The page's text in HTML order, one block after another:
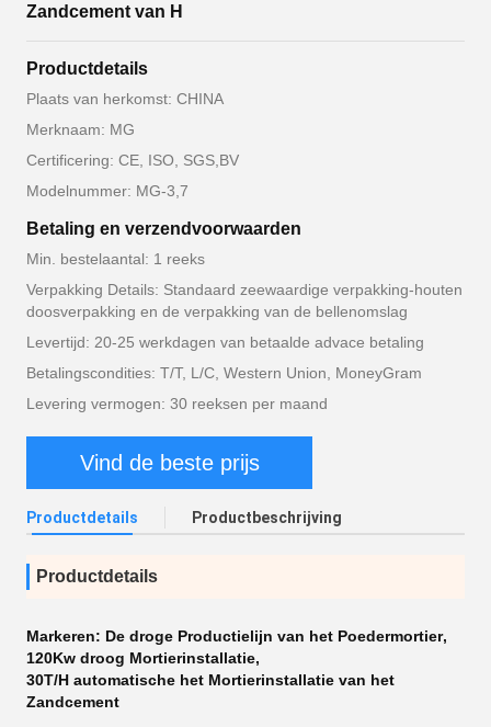
Zandcement van H
Productdetails
Plaats van herkomst: CHINA
Merknaam: MG
Certificering: CE, ISO, SGS,BV
Modelnummer: MG-3,7
Betaling en verzendvoorwaarden
Min. bestelaantal: 1 reeks
Verpakking Details: Standaard zeewaardige verpakking-houten
doosverpakking en de verpakking van de bellenomslag
Levertijd: 20-25 werkdagen van betaalde advace betaling
Betalingscondities: T/T, L/C, Western Union, MoneyGram
Levering vermogen: 30 reeksen per maand
Vind de beste prijs
Productdetails Productbeschrijving
Productdetails
Markeren: De droge Productielijn van het Poedermortier,
120Kw droog Mortierinstallatie,
30T/H automatische het Mortierinstallatie van het
Zandcement